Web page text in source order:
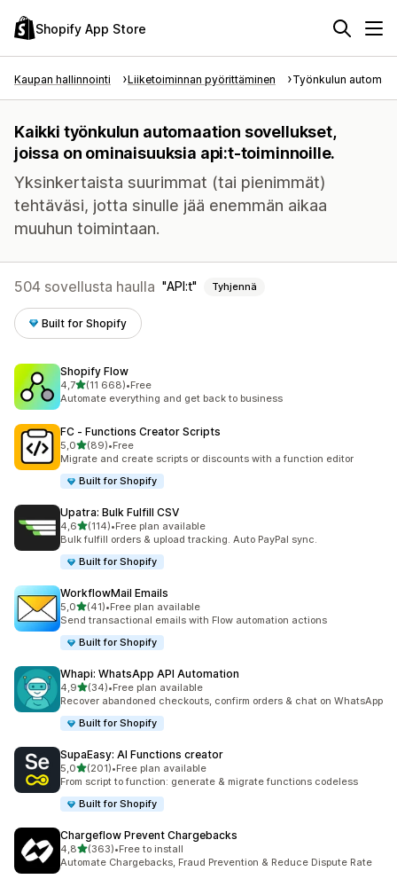
Shopify App Store
Kaupan hallinnointi Liiketoiminnan pyörittäminen Työnkulun
Kaikki työnkulun automaation sovellukset,
joissa on ominaisuuksia api:t-toiminnoille.
Yksinkertaista suurimmat (tai pienimmät)
tehtäväsi, jotta sinulle jää enemmän aikaa
muuhun toimintaan.
504 sovellusta haulla API:t Tyhjennä
Built for Shopify
Shopify Flow
4,7/ 5 tähteä
(11 668)
11668 arvostelua yhteensä
•Free
Automate everything and get back to business
FC ‑ Functions Creator Scripts
5,0/ 5 tähteä
(89)
89 arvostelua yhteensä
•Free
Migrate and create scripts or discounts with a function editor
Built for Shopify
Upatra: Bulk Fulfill CSV
4,6/ 5 tähteä
(114)
114 arvostelua yhteensä
•Free plan available
Bulk fulfill orders & upload tracking. Auto PayPal sync.
Built for Shopify
WorkflowMail Emails
5,0/ 5 tähteä
(41)
41 arvostelua yhteensä
•Free plan available
Send transactional emails with Flow automation actions
Built for Shopify
Whapi: WhatsApp API Automation
4,9/ 5 tähteä
(34)
34 arvostelua yhteensä
•Free plan available
Recover abandoned checkouts, confirm orders & chat on WhatsApp
Built for Shopify
SupaEasy: AI Functions creator
5,0/ 5 tähteä
(201)
201 arvostelua yhteensä
•Free plan available
From script to function: generate & migrate functions codeless
Built for Shopify
Chargeflow Prevent Chargebacks
4,8/ 5 tähteä
(363)
363 arvostelua yhteensä
•Free to install
Automate Chargebacks, Fraud Prevention & Reduce Dispute Rate